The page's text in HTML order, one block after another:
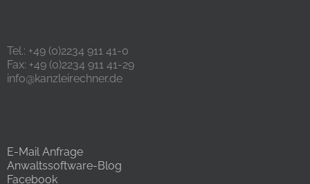
Tel.: +49 (0)2234 911 41-0
Fax: +49 (0)2234 911 41-29
info@kanzleirechner.de
E-Mail Anfrage
Anwaltssoftware-Blog
Facebook